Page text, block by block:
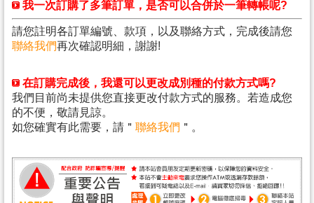
我一次訂購了多筆訂單，是否可以合併於一筆轉帳呢?
請您註明各訂單編號、款項，以及聯絡方式，完成後請您
聯絡我們再次確認明細，謝謝!
在訂購完成後， 我還可以更改成別種的付款方式嗎?
我們目前尚未提供您直接更改付款方式的服務。若造成您
的不便，敬請見諒。
如您確實有此需要， 請＂ 聯絡我們 ＂。